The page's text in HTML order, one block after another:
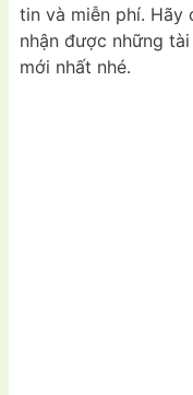
tin và miễn phí. Hãy
nhận được những
mới nhất nhé.